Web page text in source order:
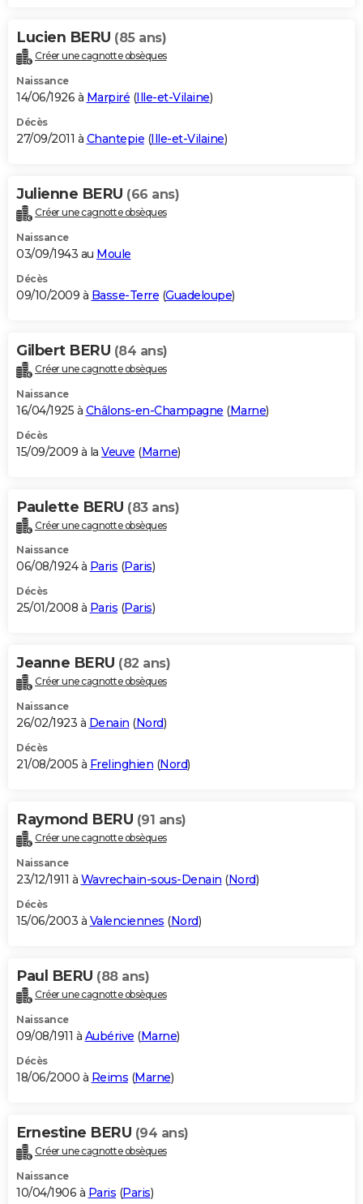
Lucien BERU (85 ans)
Créer une cagnotte obsèques
Naissance
14/06/1926 à Marpiré (Ille-et-Vilaine)
Décès
27/09/2011 à Chantepie (Ille-et-Vilaine)
Julienne BERU (66 ans)
Créer une cagnotte obsèques
Naissance
03/09/1943 au Moule
Décès
09/10/2009 à Basse-Terre (Guadeloupe)
Gilbert BERU (84 ans)
Créer une cagnotte obsèques
Naissance
16/04/1925 à Châlons-en-Champagne (Marne)
Décès
15/09/2009 à la Veuve (Marne)
Paulette BERU (83 ans)
Créer une cagnotte obsèques
Naissance
06/08/1924 à Paris (Paris)
Décès
25/01/2008 à Paris (Paris)
Jeanne BERU (82 ans)
Créer une cagnotte obsèques
Naissance
26/02/1923 à Denain (Nord)
Décès
21/08/2005 à Frelinghien (Nord)
Raymond BERU (91 ans)
Créer une cagnotte obsèques
Naissance
23/12/1911 à Wavrechain-sous-Denain (Nord)
Décès
15/06/2003 à Valenciennes (Nord)
Paul BERU (88 ans)
Créer une cagnotte obsèques
Naissance
09/08/1911 à Aubérive (Marne)
Décès
18/06/2000 à Reims (Marne)
Ernestine BERU (94 ans)
Créer une cagnotte obsèques
Naissance
10/04/1906 à Paris (Paris)